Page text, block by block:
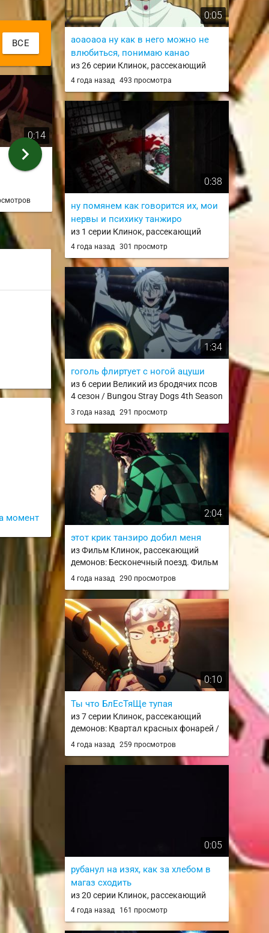
Tami
ВСЕ
0:14 0:26
Дело семейное
из 3 серии
250 просмотров
Тверк
из 7 серии
9 лет
chevron_right
момент
0:05
аоаоаоа ну как в него можно не
влюбиться, понимаю канао
из 26 серии Клинок, рассекающий
демонов / Kimetsu no Yaiba
4 года назад 493 просмотра
0:38
ну помянем как говорится их, мои
нервы и психику танжиро
из 1 серии Клинок, рассекающий
демонов / Kimetsu no Yaiba
4 года назад 301 просмотр
1:34
гоголь флиртует с ногой ацуши
из 6 серии Великий из бродячих псов
4 сезон / Bungou Stray Dogs 4th Season
3 года назад 291 просмотр
2:04
этот крик танзиро добил меня
из Фильм Клинок, рассекающий
демонов: Бесконечный поезд. Фильм
/ Kimetsu no Yaiba Movie: Mugen
4 года назад 290 просмотров
0:10
Ты что БлЕсТяЩе тупая
из 7 серии Клинок, рассекающий
демонов: Квартал красных фонарей /
Kimetsu no Yaiba: Yuukaku-hen
4 года назад 259 просмотров
0:05
рубанул на изях, как за хлебом в
магаз сходить
из 20 серии Клинок, рассекающий
демонов / Kimetsu no Yaiba
4 года назад 161 просмотр